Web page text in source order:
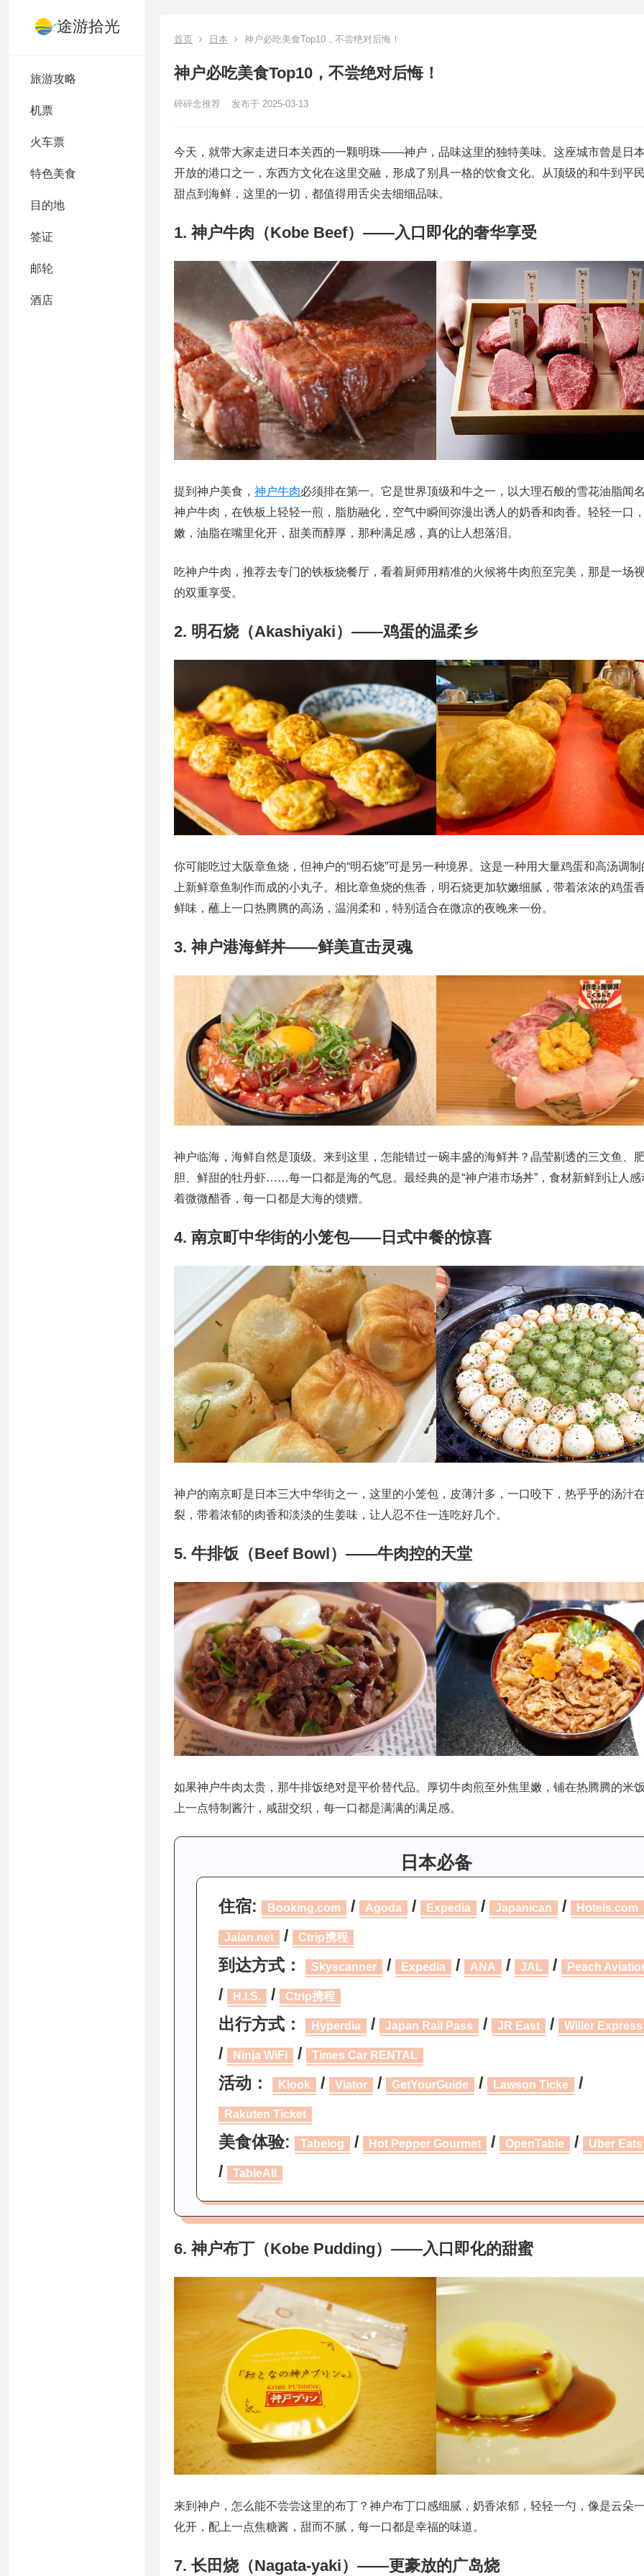
途游拾光
旅游攻略
机票
火车票
特色美食
目的地
签证
邮轮
酒店
首页 日本 神户必吃美食Top10，不尝绝对后悔！
神户必吃美食Top10，不尝绝对后悔！
碎碎念推荐 发布于 2025-03-13
今天，就带大家走进日本关西的一颗明珠——神户，品味这里的独特美味。这座城市曾是日
开放的港口之一，东西方文化在这里交融，形成了别具一格的饮食文化。从顶级的和牛到平
甜点到海鲜，这里的一切，都值得用舌尖去细细品味。
1. 神户牛肉（Kobe Beef）——入口即化的奢华享受
提到神户美食， 神户牛肉必须排在第一。它是世界顶级和牛之一，以大理石般的雪花油脂闻
神户牛肉，在铁板上轻轻一煎，脂肪融化，空气中瞬间弥漫出诱人的奶香和肉香。轻轻一口
嫩，油脂在嘴里化开，甜美而醇厚，那种满足感，真的让人想落泪。
吃神户牛肉，推荐去专门的铁板烧餐厅，看着厨师用精准的火候将牛肉煎至完美，那是一场
的双重享受。
2. 明石烧（Akashiyaki）——鸡蛋的温柔乡
你可能吃过大阪章鱼烧，但神户的“明石烧”可是另一种境界。这是一种用大量鸡蛋和高汤调
上新鲜章鱼制作而成的小丸子。相比章鱼烧的焦香，明石烧更加软嫩细腻，带着浓浓的鸡蛋
鲜味，蘸上一口热腾腾的高汤，温润柔和，特别适合在微凉的夜晚来一份。
3. 神户港海鲜丼——鲜美直击灵魂
神户临海，海鲜自然是顶级。来到这里，怎能错过一碗丰盛的海鲜丼？晶莹剔透的三文鱼、
胆、鲜甜的牡丹虾……每一口都是海的气息。最经典的是“神户港市场丼”，食材新鲜到让人感
着微微醋香，每一口都是大海的馈赠。
4. 南京町中华街的小笼包——日式中餐的惊喜
神户的南京町是日本三大中华街之一，这里的小笼包，皮薄汁多，一口咬下，热乎乎的汤汁
裂，带着浓郁的肉香和淡淡的生姜味，让人忍不住一连吃好几个。
5. 牛排饭（Beef Bowl）——牛肉控的天堂
如果神户牛肉太贵，那牛排饭绝对是平价替代品。厚切牛肉煎至外焦里嫩，铺在热腾腾的米
上一点特制酱汁，咸甜交织，每一口都是满满的满足感。
日本必备
住宿: Booking.com / Agoda / Expedia / Japanican / Hotels.com
Jalan.net / Ctrip携程
到达方式： Skyscanner / Expedia / ANA / JAL / Peach
/ H.I.S. / Ctrip携程
出行方式： Hyperdia / Japan Rail Pass / JR East / Willer Express
/ Ninja WiFi / Times Car RENTAL
活动： Klook / Viator / GetYourGuide / Lawson Ticke /
Rakuten Ticket
美食体验: Tabelog / Hot Pepper Gourmet / OpenTable / Uber Eats
/ TableAll
6. 神户布丁（Kobe Pudding）——入口即化的甜蜜
来到神户，怎么能不尝尝这里的布丁？神户布丁口感细腻，奶香浓郁，轻轻一勺，像是云朵
化开，配上一点焦糖酱，甜而不腻，每一口都是幸福的味道。
7. 长田烧（Nagata-yaki）——更豪放的广岛烧